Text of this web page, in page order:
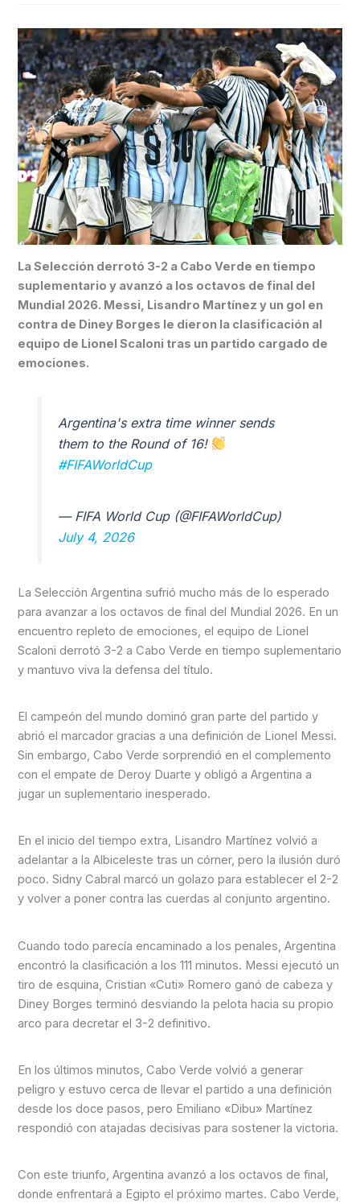
La Selección derrotó 3-2 a Cabo Verde en tiempo
suplementario y avanzó a los octavos de final del
Mundial 2026. Messi, Lisandro Martínez y un gol en
contra de Diney Borges le dieron la clasificación al
equipo de Lionel Scaloni tras un partido cargado de
emociones.
Argentina's extra time winner sends
them to the Round of 16!
#FIFAWorldCup
— FIFA World Cup (@FIFAWorldCup)
July 4, 2026
La Selección Argentina sufrió mucho más de lo esperado
para avanzar a los octavos de final del Mundial 2026. En un
encuentro repleto de emociones, el equipo de Lionel
Scaloni derrotó 3-2 a Cabo Verde en tiempo suplementario
y mantuvo viva la defensa del título.
El campeón del mundo dominó gran parte del partido y
abrió el marcador gracias a una definición de Lionel Messi.
Sin embargo, Cabo Verde sorprendió en el complemento
con el empate de Deroy Duarte y obligó a Argentina a
jugar un suplementario inesperado.
En el inicio del tiempo extra, Lisandro Martínez volvió a
adelantar a la Albiceleste tras un córner, pero la ilusión duró
poco. Sidny Cabral marcó un golazo para establecer el 2-2
y volver a poner contra las cuerdas al conjunto argentino.
Cuando todo parecía encaminado a los penales, Argentina
encontró la clasificación a los 111 minutos. Messi ejecutó un
tiro de esquina, Cristian «Cuti» Romero ganó de cabeza y
Diney Borges terminó desviando la pelota hacia su propio
arco para decretar el 3-2 definitivo.
En los últimos minutos, Cabo Verde volvió a generar
peligro y estuvo cerca de llevar el partido a una definición
desde los doce pasos, pero Emiliano «Dibu» Martínez
respondió con atajadas decisivas para sostener la victoria.
Con este triunfo, Argentina avanzó a los octavos de final,
donde enfrentará a Egipto el próximo martes. Cabo Verde,